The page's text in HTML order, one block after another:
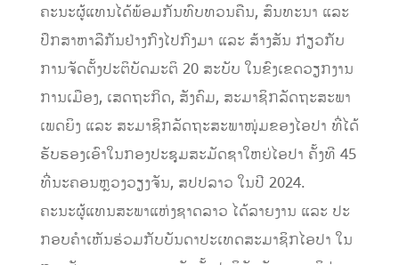
ຄະນະຜູ້ແທນໄດ້ພ້ອມກັນທົບທວນຄືນ, ສົນທະນາ ແລະ
ປຶກສາຫາລືກັນຢ່າງກົງໄປກົງມາ ແລະ ສ້າງສັນ ກ່ຽວກັບ
ການຈັດຕັ້ງປະຕິບັດມະຕິ 20 ສະບັບ ໃນຂົງເຂດວຽກງານ
ການເມືອງ, ເສດຖະກິດ, ສັງຄົມ, ສະມາຊິກລັດຖະສະພາ
ເພດຍິງ ແລະ ສະມາຊິກລັດຖະສະພາໜຸ່ມຂອງໄອປາ ທີ່ໄດ້
ຮັບຮອງເອົາໃນກອງປະຊຸມສະມັດຊາໃຫຍ່ໄອປາ ຄັ້ງທີ 45
ທີ່ນະຄອນຫຼວງວຽງຈັນ, ສປປລາວ ໃນປີ 2024.
ຄະນະຜູ້ແທນສະພາແຫ່ງຊາດລາວ ໄດ້ລາຍງານ ແລະ ປະ
ກອບຄໍາເຫັນຮ່ວມກັບບັນດາປະເທດສະມາຊິກໄອປາ ໃນ